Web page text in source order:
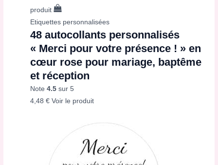
produit
Etiquettes personnalisées
48 autocollants personnalisés
« Merci pour votre présence ! » en
cœur rose pour mariage, baptême
et réception
Note4.5 sur 5
4,48€ Voir le produit